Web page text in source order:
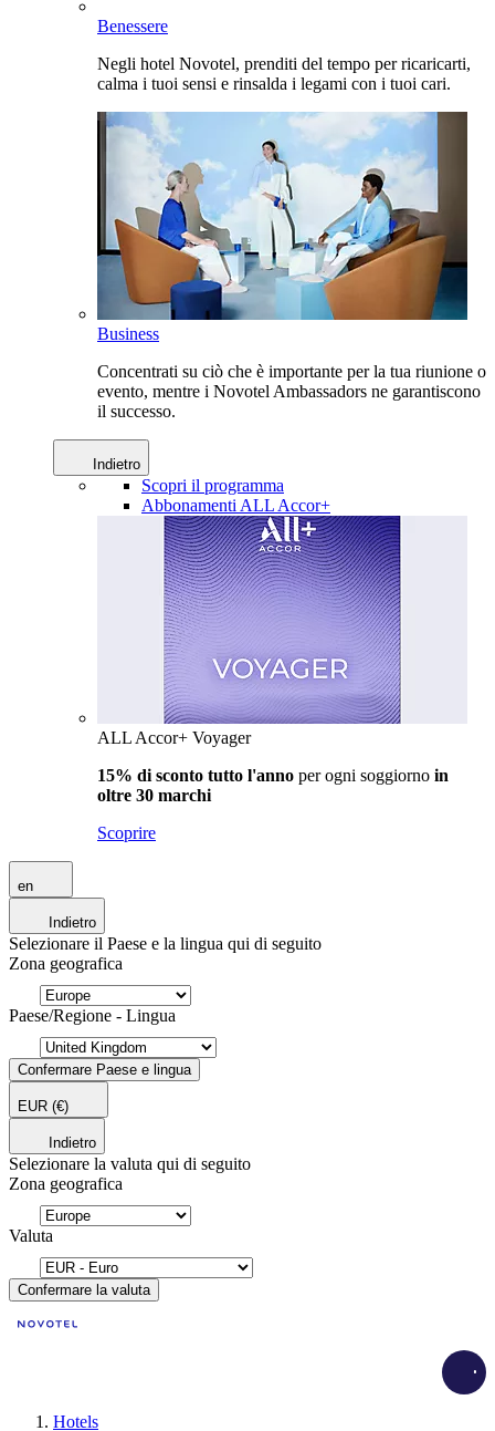
Benessere
Negli hotel Novotel, prenditi del tempo per ricaricarti,
calma i tuoi sensi e rinsalda i legami con i tuoi cari.
Business
Concentrati su ciò che è importante per la tua riunione o
evento, mentre i Novotel Ambassadors ne garantiscono
il successo.
Indietro
Scopri il programma
Abbonamenti ALL Accor+
ALL Accor+ Voyager
15% di sconto tutto l'anno per ogni soggiorno in
oltre 30 marchi
Scoprire
en
Indietro
Selezionare il Paese e la lingua qui di seguito
Zona geografica
Paese/Regione - Lingua
Confermare Paese e lingua
EUR (€)
Indietro
Selezionare la valuta qui di seguito
Zona geografica
Valuta
Confermare la valuta
Hotels